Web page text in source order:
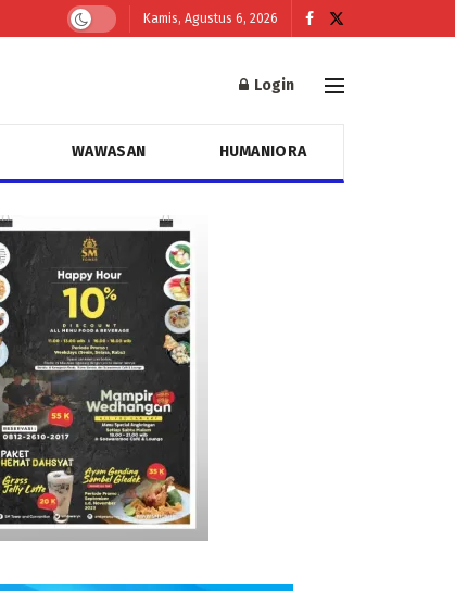
Kamis, Agustus 6, 2026
Login
WAWASAN HUMANIORA